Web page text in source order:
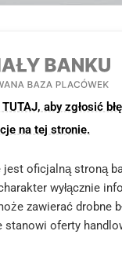
aby zgłosić
na tej stronie.
oficjalną stroną
wyłącznie
zawierać drobne
stanowi oferty